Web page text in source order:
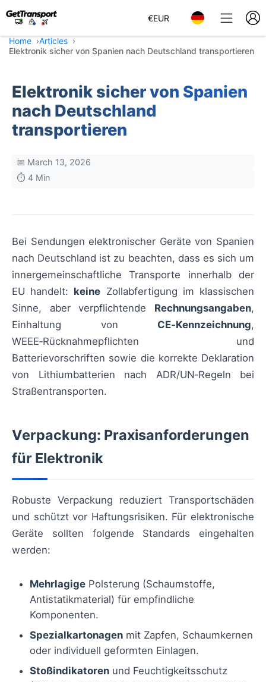
€EUR
Home
Articles
Elektronik sicher von Spanien nach Deutschland transportieren
Elektronik sicher von Spanien
nach Deutschland
transportieren
📅 March 13, 2026
⏱️ 4 Min
Bei Sendungen elektronischer Geräte von Spanien
nach Deutschland ist zu beachten, dass es sich um
innergemeinschaftliche Transporte innerhalb der
EU handelt: keine Zollabfertigung im klassischen
Sinne, aber verpflichtende Rechnungsangaben,
Einhaltung von CE‑Kennzeichnung,
WEEE‑Rücknahmepflichten und
Batterievorschriften sowie die korrekte Deklaration
von Lithiumbatterien nach ADR/UN‑Regeln bei
Straßentransporten.
Verpackung: Praxisanforderungen
für Elektronik
Robuste Verpackung reduziert Transportschäden
und schützt vor Haftungsrisiken. Für elektronische
Geräte sollten folgende Standards eingehalten
werden:
Mehrlagige Polsterung (Schaumstoffe,
Antistatikmaterial) für empfindliche
Komponenten.
Spezialkartonagen mit Zapfen, Schaumkernen
oder individuell geformten Einlagen.
Stoßindikatoren und Feuchtigkeitsschutz